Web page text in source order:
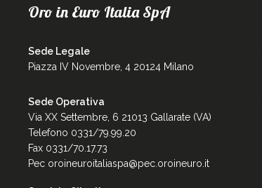
Oro in Euro Italia SpA
Sede Legale
Piazza IV Novembre, 4 20124 Milano
Sede Operativa
Via XX Settembre, 6 21013 Gallarate (VA)
Telefono 0331/79.99.20
Fax 0331/70.17.73
Pec oroineuroitaliaspa@pec.oroineuro.it